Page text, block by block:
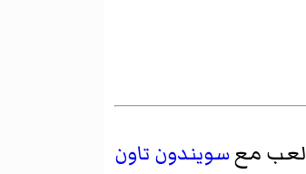
لعب معسويندون تاون